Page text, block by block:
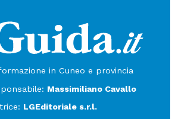
in Cuneo e provincia
Massimiliano Cavallo
LGEditoriale s.r.l.